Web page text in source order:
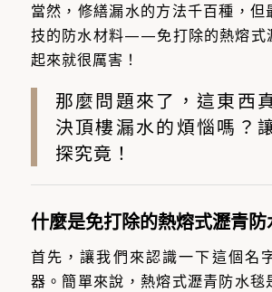
當然，修繕漏水的方法千百種，但
技的防水材料——免打除的熱熔式
起來就很厲害！
那麼問題來了，這東西
決頂樓漏水的煩惱嗎？
探究竟！
什麼是免打除的熱熔式瀝青防
首先，讓我們來認識一下這個名
器。簡單來說，熱熔式瀝青防水毯